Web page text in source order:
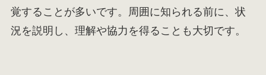
覚することが多いです。周囲に知られる前に、状
況を説明し、理解や協力を得ることも大切です。